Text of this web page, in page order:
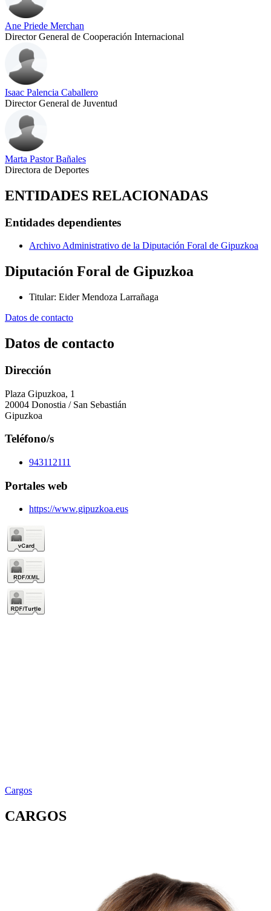
Ane Priede Merchan
Director General de Cooperación Internacional
Isaac Palencia Caballero
Director General de Juventud
Marta Pastor Bañales
Directora de Deportes
ENTIDADES RELACIONADAS
Entidades dependientes
Archivo Administrativo de la Diputación Foral de Gipuzkoa
Diputación Foral de Gipuzkoa
Titular: Eider Mendoza Larrañaga
Datos de contacto
Datos de contacto
Dirección
Plaza Gipuzkoa, 1
20004 Donostia / San Sebastián
Gipuzkoa
Teléfono/s
943112111
Portales web
https://www.gipuzkoa.eus
Cargos
CARGOS